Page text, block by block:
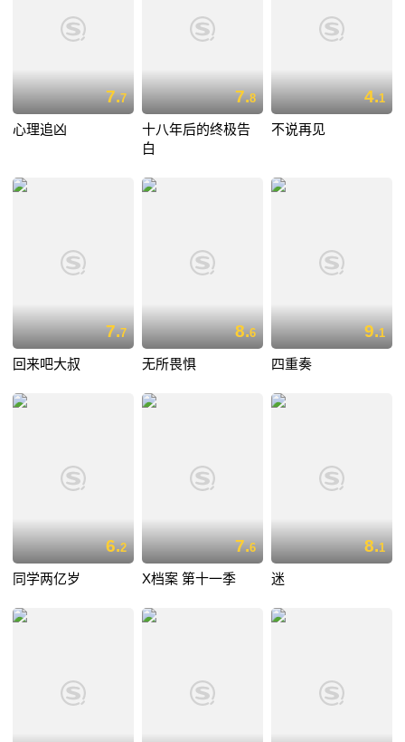
7.7
心理追凶
7.8
十八年后的终极告
白
4.1
不说再见
7.7
回来吧大叔
8.6
无所畏惧
9.1
四重奏
6.2
同学两亿岁
7.6
X档案 第十一季
8.1
迷